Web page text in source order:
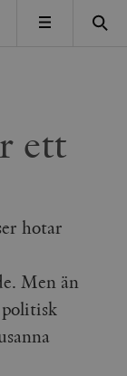
MENY
ett
hotar
Men än